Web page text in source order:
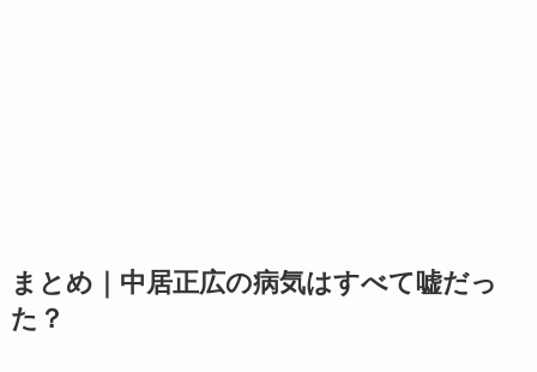
まとめ｜中居正広の病気はすべて嘘だっ
た？